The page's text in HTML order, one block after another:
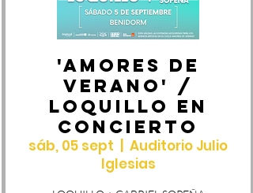
'AMORES DE
VERANO' /
LOQUILLO EN
CONCIERTO
sáb, 05 sept
Auditorio Julio
Iglesias